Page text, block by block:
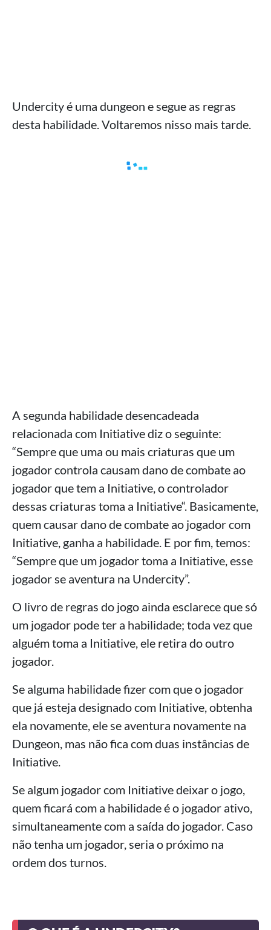
Undercity é uma dungeon e segue as regras
desta habilidade. Voltaremos nisso mais tarde.
A segunda habilidade desencadeada
relacionada com Initiative diz o seguinte:
“Sempre que uma ou mais criaturas que um
jogador controla causam dano de combate ao
jogador que tem a Initiative, o controlador
dessas criaturas toma a Initiative“. Basicamente,
quem causar dano de combate ao jogador com
Initiative, ganha a habilidade. E por fim, temos:
“Sempre que um jogador toma a Initiative, esse
jogador se aventura na Undercity”.
O livro de regras do jogo ainda esclarece que só
um jogador pode ter a habilidade; toda vez que
alguém toma a Initiative, ele retira do outro
jogador.
Se alguma habilidade fizer com que o jogador
que já esteja designado com Initiative, obtenha
ela novamente, ele se aventura novamente na
Dungeon, mas não fica com duas instâncias de
Initiative.
Se algum jogador com Initiative deixar o jogo,
quem ficará com a habilidade é o jogador ativo,
simultaneamente com a saída do jogador. Caso
não tenha um jogador, seria o próximo na
ordem dos turnos.